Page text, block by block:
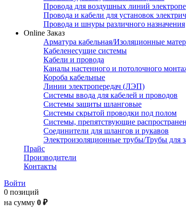
Провода для воздушных линий
Провода и кабели для установок
Провода и шнуры различного назначения
Online Заказ
Арматура кабельная/Изоляционные
Кабеленесущие системы
Кабели и провода
Каналы настенного и потолочного
Короба кабельные
Линии электропередач (ЛЭП)
Системы ввода для кабелей и проводов
Системы защиты шланговые
Системы скрытой проводки под полом
Системы, препятствующие
Соединители для шлангов и рукавов
Электроизоляционные трубы/Трубы для
Прайс
Производители
Контакты
Войти
0 позиций
на сумму 0 ₽